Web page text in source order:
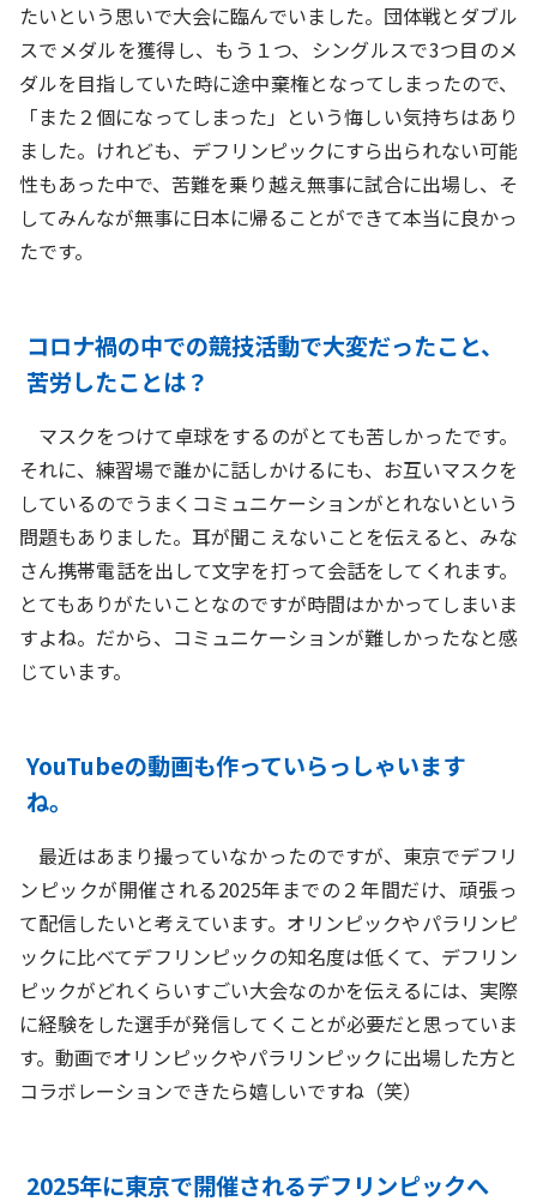
たいという思いで大会に臨んでいました。団体戦とダブル
スでメダルを獲得し、もう１つ、シングルスで3つ目のメ
ダルを目指していた時に途中棄権となってしまったので、
「また２個になってしまった」という悔しい気持ちはあり
ました。けれども、デフリンピックにすら出られない可能
性もあった中で、苦難を乗り越え無事に試合に出場し、そ
してみんなが無事に日本に帰ることができて本当に良かっ
たです。
コロナ禍の中での競技活動で大変だったこと、
苦労したことは？
マスクをつけて卓球をするのがとても苦しかったです。
それに、練習場で誰かに話しかけるにも、お互いマスクを
しているのでうまくコミュニケーションがとれないという
問題もありました。耳が聞こえないことを伝えると、みな
さん携帯電話を出して文字を打って会話をしてくれます。
とてもありがたいことなのですが時間はかかってしまいま
すよね。だから、コミュニケーションが難しかったなと感
じています。
YouTubeの動画も作っていらっしゃいます
ね。
最近はあまり撮っていなかったのですが、東京でデフリ
ンピックが開催される2025年までの２年間だけ、頑張っ
て配信したいと考えています。オリンピックやパラリンピ
ックに比べてデフリンピックの知名度は低くて、デフリン
ピックがどれくらいすごい大会なのかを伝えるには、実際
に経験をした選手が発信してくことが必要だと思っていま
す。動画でオリンピックやパラリンピックに出場した方と
コラボレーションできたら嬉しいですね（笑）
2025年に東京で開催されるデフリンピックへ